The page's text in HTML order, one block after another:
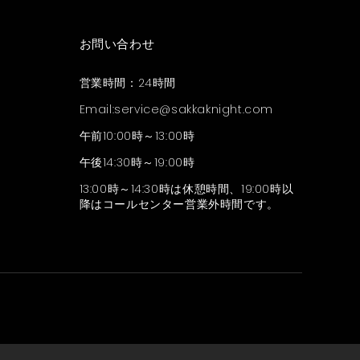
お問い合わせ
営業時間：24時間
Email:service@sakkaknight.com
午前10:00時～13:00時
午後14:30時～19:00時
13:00時～14:30時は休憩時間、19:00時以
降はコールセンター営業外時間です。